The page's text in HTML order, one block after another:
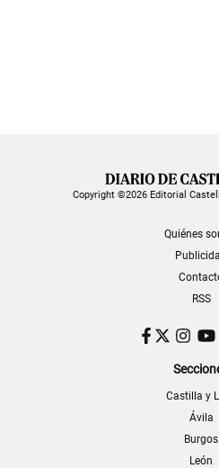
Copyright ©2026 Editorial
Quiénes
RSS
Facebook
Twitter
Castilla y
Ávila
Burgos
León